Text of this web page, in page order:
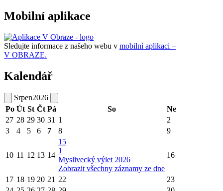
Mobilní aplikace
Sledujte informace z našeho webu v mobilní aplikaci –
V OBRAZE.
Kalendář
Srpen2026
Po Út St Čt Pá So
Ne
27 28 29 30 31 1
2
3
4 5 6 7 8 9
10 11 12 13 14
15
1
Myslivecký výlet 2026
Zobrazit všechny záznamy ze dne
16
17 18 19 20 21 22
23